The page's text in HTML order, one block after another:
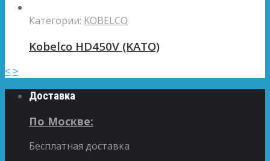
Категории: KOBELCO
Kobelco HD450V (KATO)
< >
Доставка
По Москве:
Бесплатная доставка